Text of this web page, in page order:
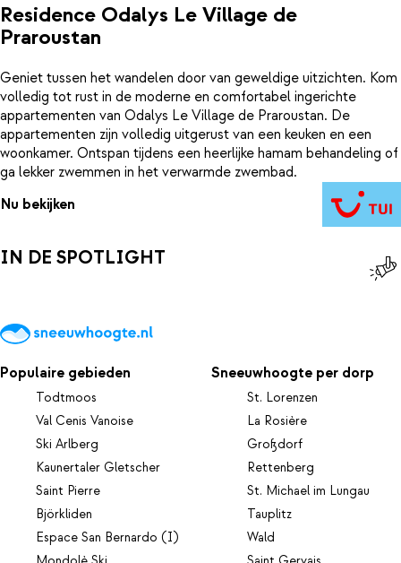
Residence Odalys Le Village de
Praroustan
Geniet tussen het wandelen door van geweldige uitzichten. Kom
volledig tot rust in de moderne en comfortabel ingerichte
appartementen van Odalys Le Village de Praroustan. De
appartementen zijn volledig uitgerust van een keuken en een
woonkamer. Ontspan tijdens een heerlijke hamam behandeling of
ga lekker zwemmen in het verwarmde zwembad.
Nu bekijken
IN DE SPOTLIGHT
Populaire gebieden
Todtmoos
Val Cenis Vanoise
Ski Arlberg
Kaunertaler Gletscher
Saint Pierre
Björkliden
Espace San Bernardo (I)
Sneeuwhoogte per dorp
St. Lorenzen
La Rosière
Großdorf
Rettenberg
St. Michael im Lungau
Tauplitz
Wald